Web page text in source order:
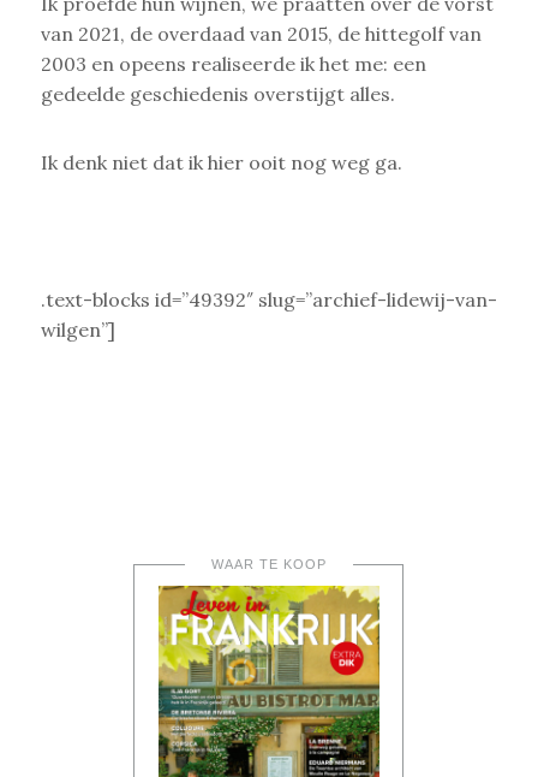
van 2021, de overdaad van 2015, de hittegolf van
2003 en opeens realiseerde ik het me: een
gedeelde geschiedenis overstijgt alles.
Ik denk niet dat ik hier ooit nog weg ga.
.text-blocks id=”49392″ slug=”archief-lidewij-van-
wilgen”]
WAAR TE KOOP